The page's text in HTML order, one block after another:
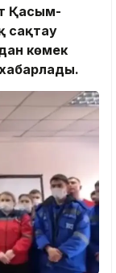
Қасым-
сақтау
көмек
хабарлады.